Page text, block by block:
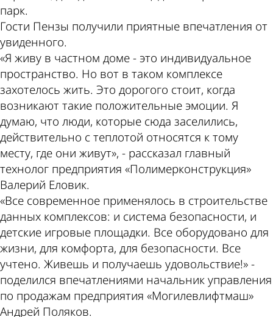
парк.
Гости Пензы получили приятные впечатления от
увиденного.
«Я живу в частном доме - это индивидуальное
пространство. Но вот в таком комплексе
захотелось жить. Это дорогого стоит, когда
возникают такие положительные эмоции. Я
думаю, что люди, которые сюда заселились,
действительно с теплотой относятся к тому
месту, где они живут», - рассказал главный
технолог предприятия «Полимерконструкция»
Валерий Еловик.
«Все современное применялось в строительстве
данных комплексов: и система безопасности, и
детские игровые площадки. Все оборудовано для
жизни, для комфорта, для безопасности. Все
учтено. Живешь и получаешь удовольствие!» -
поделился впечатлениями начальник управления
по продажам предприятия «Могилевлифтмаш»
Андрей Поляков.